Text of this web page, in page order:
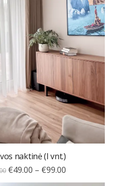
naktinė (I vnt.)
€49.00 – €99.00